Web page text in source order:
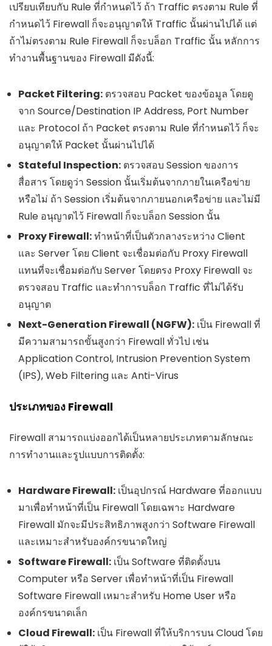
เปรียบเทียบกับ Rule ที่กำหนดไว้ ถ้า Traffic ตรงตาม Rule ที่
กำหนดไว้ Firewall ก็จะอนุญาตให้ Traffic นั้นผ่านไปได้ แต่
ถ้าไม่ตรงตาม Rule Firewall ก็จะบล็อก Traffic นั้น หลักการ
ทำงานพื้นฐานของ Firewall มีดังนี้:
Packet Filtering: ตรวจสอบ Packet ของข้อมูล โดยดู
จาก Source/Destination IP Address, Port Number
และ Protocol ถ้า Packet ตรงตาม Rule ที่กำหนดไว้ ก็จะ
อนุญาตให้ Packet นั้นผ่านไปได้
Stateful Inspection: ตรวจสอบ Session ของการ
สื่อสาร โดยดูว่า Session นั้นเริ่มต้นจากภายในเครือข่าย
หรือไม่ ถ้า Session เริ่มต้นจากภายนอกเครือข่าย และไม่มี
Rule อนุญาตไว้ Firewall ก็จะบล็อก Session นั้น
Proxy Firewall:ทำหน้าที่เป็นตัวกลางระหว่าง Client
และ Server โดย Client จะเชื่อมต่อกับ Proxy Firewall
แทนที่จะเชื่อมต่อกับ Server โดยตรง Proxy Firewall จะ
ตรวจสอบ Traffic และทำการบล็อก Traffic ที่ไม่ได้รับ
อนุญาต
Next-Generation Firewall (NGFW): เป็น Firewall ที่
มีความสามารถขั้นสูงกว่า Firewall ทั่วไป เช่น
Application Control, Intrusion Prevention System
(IPS), Web Filtering และ Anti-Virus
ประเภทของ Firewall
Firewall สามารถแบ่งออกได้เป็นหลายประเภทตามลักษณะ
การทำงานและรูปแบบการติดตั้ง:
Hardware Firewall: เป็นอุปกรณ์ Hardware ที่ออกแบบ
มาเพื่อทำหน้าที่เป็น Firewall โดยเฉพาะ Hardware
Firewall มักจะมีประสิทธิภาพสูงกว่า Software Firewall
และเหมาะสำหรับองค์กรขนาดใหญ่
Software Firewall: เป็น Software ที่ติดตั้งบน
Computer หรือ Server เพื่อทำหน้าที่เป็น Firewall
Software Firewall เหมาะสำหรับ Home User หรือ
องค์กรขนาดเล็ก
Cloud Firewall: เป็น Firewall ที่ให้บริการบน Cloud โดย